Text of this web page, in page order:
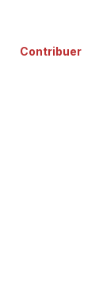
Contribuer